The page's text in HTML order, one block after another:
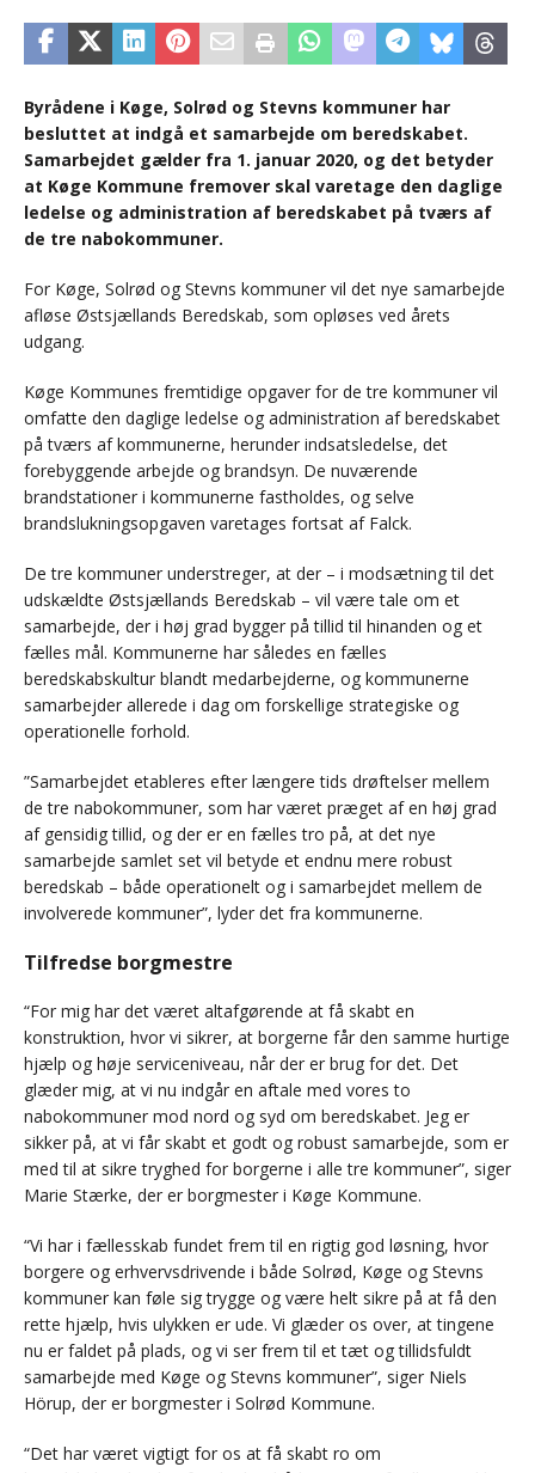
Byrådene i Køge, Solrød og Stevns kommuner har
besluttet at indgå et samarbejde om beredskabet.
Samarbejdet gælder fra 1. januar 2020, og det betyder
at Køge Kommune fremover skal varetage den daglige
ledelse og administration af beredskabet på tværs af
de tre nabokommuner.
For Køge, Solrød og Stevns kommuner vil det nye samarbejde
afløse Østsjællands Beredskab, som opløses ved årets
udgang.
Køge Kommunes fremtidige opgaver for de tre kommuner vil
omfatte den daglige ledelse og administration af beredskabet
på tværs af kommunerne, herunder indsatsledelse, det
forebyggende arbejde og brandsyn. De nuværende
brandstationer i kommunerne fastholdes, og selve
brandslukningsopgaven varetages fortsat af Falck.
De tre kommuner understreger, at der – i modsætning til det
udskældte Østsjællands Beredskab – vil være tale om et
samarbejde, der i høj grad bygger på tillid til hinanden og et
fælles mål. Kommunerne har således en fælles
beredskabskultur blandt medarbejderne, og kommunerne
samarbejder allerede i dag om forskellige strategiske og
operationelle forhold.
”Samarbejdet etableres efter længere tids drøftelser mellem
de tre nabokommuner, som har været præget af en høj grad
af gensidig tillid, og der er en fælles tro på, at det nye
samarbejde samlet set vil betyde et endnu mere robust
beredskab – både operationelt og i samarbejdet mellem de
involverede kommuner”, lyder det fra kommunerne.
Tilfredse borgmestre
“For mig har det været altafgørende at få skabt en
konstruktion, hvor vi sikrer, at borgerne får den samme hurtige
hjælp og høje serviceniveau, når der er brug for det. Det
glæder mig, at vi nu indgår en aftale med vores to
nabokommuner mod nord og syd om beredskabet. Jeg er
sikker på, at vi får skabt et godt og robust samarbejde, som er
med til at sikre tryghed for borgerne i alle tre kommuner”, siger
Marie Stærke, der er borgmester i Køge Kommune.
“Vi har i fællesskab fundet frem til en rigtig god løsning, hvor
borgere og erhvervsdrivende i både Solrød, Køge og Stevns
kommuner kan føle sig trygge og være helt sikre på at få den
rette hjælp, hvis ulykken er ude. Vi glæder os over, at tingene
nu er faldet på plads, og vi ser frem til et tæt og tillidsfuldt
samarbejde med Køge og Stevns kommuner”, siger Niels
Hörup, der er borgmester i Solrød Kommune.
“Det har været vigtigt for os at få skabt ro om